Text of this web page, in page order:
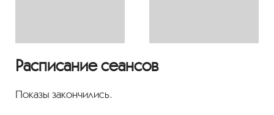
Расписание сеансов
Показы закончились.